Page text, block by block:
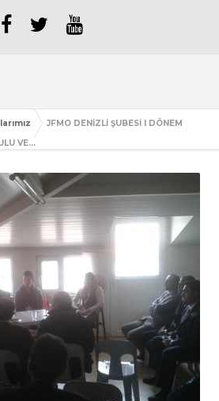
JFMO DENİZLİ ŞUBESİ I DÖNEM
VE...